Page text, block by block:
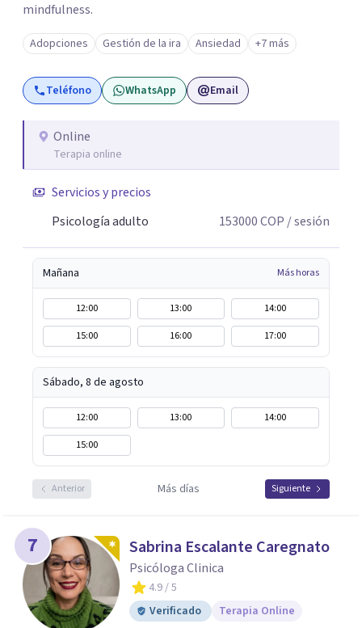
mindfulness.
Adopciones Gestión de la ira Ansiedad +7 más
Teléfono WhatsApp Email
Online
Terapia online
Servicios y precios
Psicología adulto
153000COP / sesión
Mañana Más horas
12:00 13:00
14:00
15:00
16:00 17:00
Sábado, 8 de agosto
12:00 13:00
14:00
15:00
Anterior Más días Siguiente
7 Sabrina Escalante Caregnato
Psicóloga Clinica
4.9/ 5
Verificado
Terapia Online